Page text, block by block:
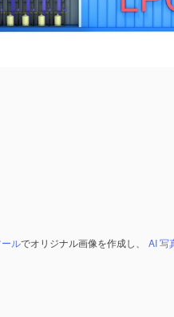
ルでオリジナル画像を作成し、 AI 写